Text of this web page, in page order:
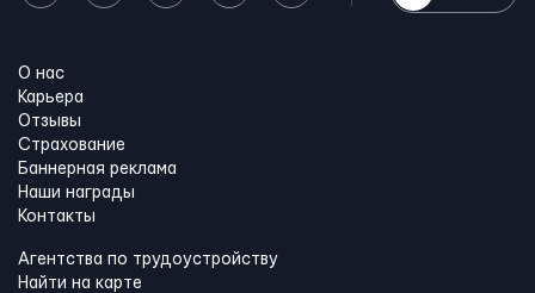
О нас
Карьера
Отзывы
Страхование
Баннерная реклама
Наши награды
Контакты
Агентства по трудоустройству
Найти на карте